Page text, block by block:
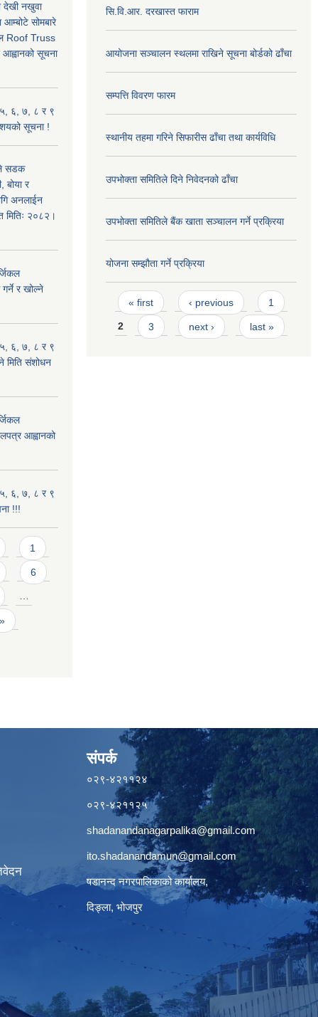
देखी नखुवा
आम्बोटे सोमबारे
Roof Truss
आह्वानको सूचना
५, ६, ७, ८ र ९
सूचना !
सडक
बोया र
अनलाईन
मितिः २०८२।
र खोल्ने
५, ६, ७, ८ र ९
मिति संशोधन
आह्वानको
५, ६, ७, ८ र ९
!!!
1
6
…
सि.वि.आर. दरखास्त फाराम
आयोजना सञ्चालन स्थलमा राखिने सूचना बोर्डको ढाँचा
सम्पत्ति विवरण फारम
स्थानीय तहमा गरिने सिफारीस ढाँचा तथा कार्यविधि
उपभोक्ता समितिले दिने निवेदनको ढाँचा
उपभोक्ता समितिले बैंक खाता सञ्चालन गर्ने प्रक्रिया
योजना सम्झौता गर्ने प्रक्रिया
Pages
« first ‹ previous 1
2 3 next › last »
संपर्क
०२९-४२११२४
०२९-४२११२५
shadanandanagarpalika@gmail.com
ito.shadanandamun@gmail.com
षडानन्द नगरपालिकाको कार्यालय,
दिङ्ला, भोजपुर